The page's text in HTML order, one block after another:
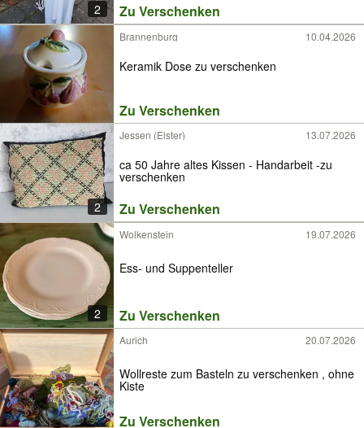
2 Zu Verschenken
Brannenburg 10.04.2026
Keramik Dose zu verschenken
Zu Verschenken
2
Jessen (Elster) 13.07.2026
ca 50 Jahre altes Kissen - Handarbeit -zu
verschenken
Zu Verschenken
2
Wolkenstein 19.07.2026
Ess- und Suppenteller
Zu Verschenken
Aurich 20.07.2026
Wollreste zum Basteln zu verschenken , ohne
Kiste
Zu Verschenken